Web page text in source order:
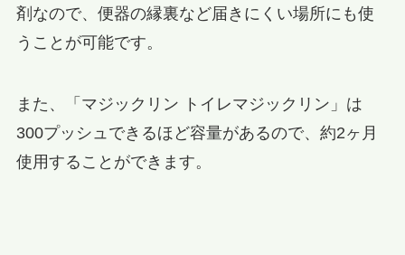
剤なので、便器の縁裏など届きにくい場所にも使
うことが可能です。
また、「マジックリン トイレマジックリン」は
300プッシュできるほど容量があるので、約2ヶ月
使用することができます。